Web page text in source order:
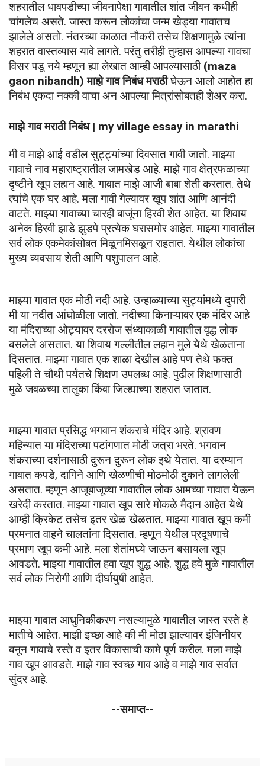
शहरातील धावपडीच्या जीवनापेक्षा गावातील शांत जीवन कधीही
चांगलेच असते. जास्त करून लोकांचा जन्म खेड्या गावातच
झालेले असतो. नंतरच्या काळात नौकरी तसेच शिक्षणामुळे त्यांना
शहरात वास्तव्यास यावे लागते. परंतु तरीही तुम्हास आपल्या गावचा
विसर पडू नये म्हणून ह्या लेखात आम्ही आपल्यासाठी (maza
gaon nibandh) माझे गाव निबंध मराठी घेऊन आलो आहोत हा
निबंध एकदा नक्की वाचा अन आपल्या मित्रांसोबतही शेअर करा.
माझे गाव मराठी निबंध | my village essay in marathi
मी व माझे आई वडील सुट्ट्यांच्या दिवसात गावी जातो. माझ्या
गावाचे नाव महाराष्ट्रातील जामखेड आहे. माझे गाव क्षेत्रफळाच्या
दृष्टीने खूप लहान आहे. गावात माझे आजी बाबा शेती करतात. तेथे
त्यांचे एक घर आहे. मला गावी गेल्यावर खूप शांत आणि आनंदी
वाटते. माझ्या गावाच्या चारही बाजूंना हिरवी शेत आहेत. या शिवाय
अनेक हिरवी झाडे झुडपे प्रत्येक घरासमोर आहेत. माझ्या गावातील
सर्व लोक एकमेकांसोबत मिळूनमिसळून राहतात. येथील लोकांचा
मुख्य व्यवसाय शेती आणि पशुपालन आहे.
माझ्या गावात एक मोठी नदी आहे. उन्हाळ्याच्या सुट्यांमध्ये दुपारी
मी या नदीत आंघोळीला जातो. नदीच्या किनाऱ्यावर एक मंदिर आहे
या मंदिराच्या ओट्यावर दररोज संध्याकाळी गावातील वृद्ध लोक
बसलेले असतात. या शिवाय गल्लीतील लहान मुले येथे खेळताना
दिसतात. माझ्या गावात एक शाळा देखील आहे पण तेथे फक्त
पहिली ते चौथी पर्यंतचे शिक्षण उपलब्ध आहे. पुढील शिक्षणासाठी
मुळे जवळच्या तालुका किंवा जिल्ह्याच्या शहरात जातात.
माझ्या गावात प्रसिद्ध भगवान शंकराचे मंदिर आहे. श्रावण
महिन्यात या मंदिराच्या पटांगणात मोठी जत्रा भरते. भगवान
शंकराच्या दर्शनासाठी दुरून दुरून लोक इथे येतात. या दरम्यान
गावात कपडे, दागिने आणि खेळणीची मोठमोठी दुकाने लागलेली
असतात. म्हणून आजूबाजूच्या गावातील लोक आमच्या गावात येऊन
खरेदी करतात. माझ्या गावात खूप सारे मोकळे मैदान आहेत येथे
आम्ही क्रिकेट तसेच इतर खेळ खेळतात. माझ्या गावात खूप कमी
प्रमनात वाहने चालतांना दिसतात. म्हणून येथील प्रदूषणाचे
प्रमाण खूप कमी आहे. मला शेतांमध्ये जाऊन बसायला खूप
आवडते. माझ्या गावातील हवा खूप शुद्ध आहे. शुद्ध हवे मुळे गावातील
सर्व लोक निरोगी आणि दीर्घायुषी आहेत.
माझ्या गावात आधुनिकीकरण नसल्यामुळे गावातील जास्त रस्ते हे
मातीचे आहेत. माझी इच्छा आहे की मी मोठा झाल्यावर इंजिनीयर
बनून गावाचे रस्ते व इतर विकासाची कामे पूर्ण करील. मला माझे
गाव खूप आवडते. माझे गाव स्वच्छ गाव आहे व माझे गाव सर्वात
सुंदर आहे.
--समाप्त--